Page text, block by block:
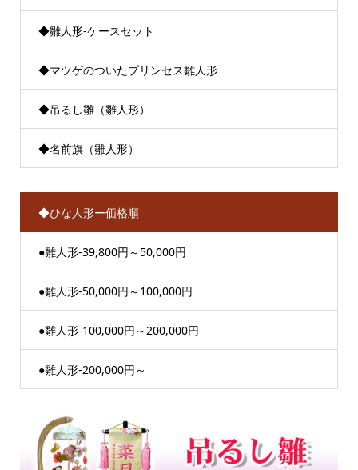
◆雛人形-ケースセット
◆マツゲのついたプリンセス雛人形
◆吊るし雛（雛人形）
◆名前旗（雛人形）
◆ひな人形ー価格順
●雛人形-39,800円～50,000円
●雛人形-50,000円～100,000円
●雛人形-100,000円～200,000円
●雛人形-200,000円～